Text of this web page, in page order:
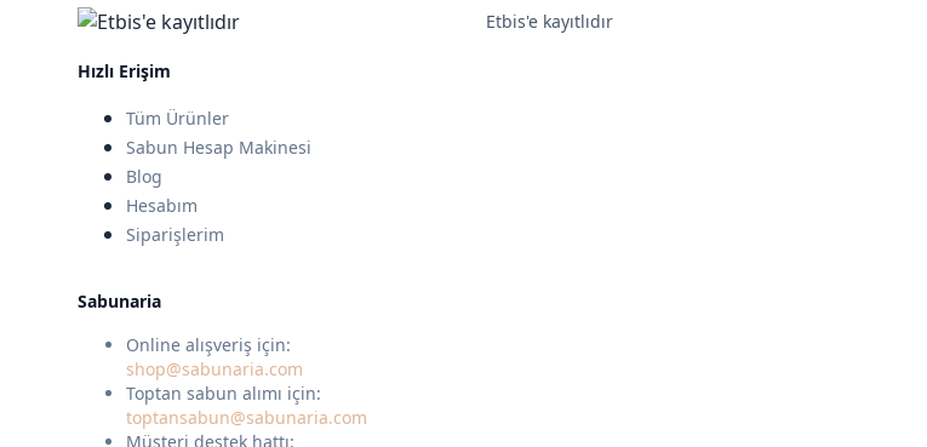
Etbis'e kayıtlıdır
Hızlı Erişim
Tüm Ürünler
Sabun Hesap Makinesi
Blog
Hesabım
Siparişlerim
Sabunaria
Online alışveriş için:
shop@sabunaria.com
Toptan sabun alımı için:
toptansabun@sabunaria.com
Müşteri destek hattı: